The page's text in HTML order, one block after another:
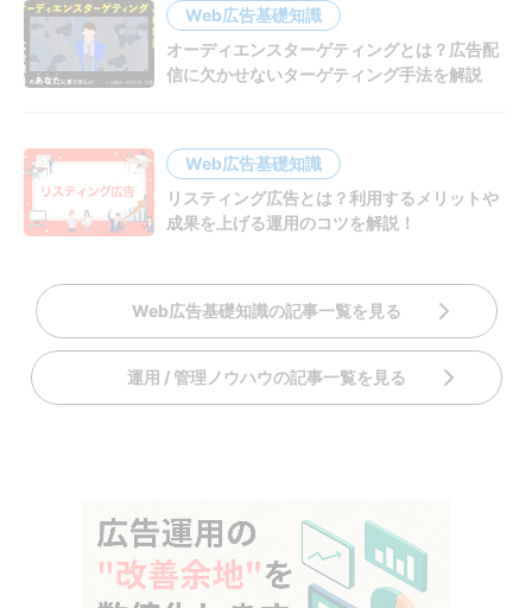
Web広告基礎知識
オーディエンスターゲティングとは？広告配
信に欠かせないターゲティング手法を解説
Web広告基礎知識
リスティング広告とは？利用するメリットや
成果を上げる運用のコツを解説！
Web広告基礎知識の記事一覧を見る
運用 / 管理ノウハウの記事一覧を見る